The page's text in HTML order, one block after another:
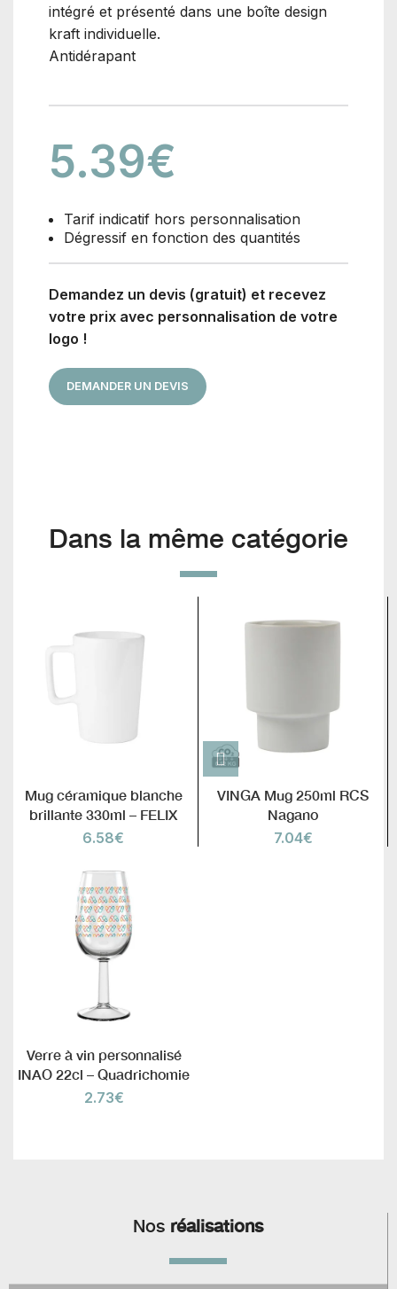
intégré et présenté dans une boîte design
kraft individuelle.
Antidérapant
5.39€
Tarif indicatif hors personnalisation
Dégressif en fonction des quantités
Demandez un devis (gratuit) et recevez
votre prix avec personnalisation de votre
logo !
DEMANDER UN DEVIS
Dans la même catégorie
Mug céramique blanche
brillante 330ml – FELIX
6.58€
VINGA Mug 250ml RCS
Nagano
7.04€
Verre à vin personnalisé
INAO 22cl – Quadrichomie
2.73€
Nos réalisations